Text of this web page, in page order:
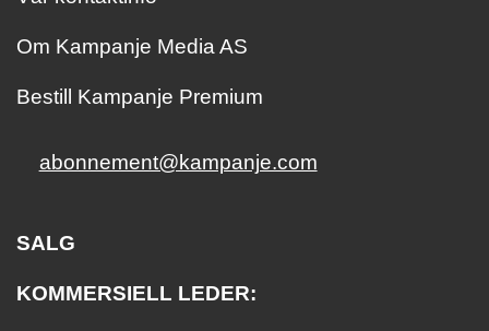
Om Kampanje Media AS
Bestill Kampanje Premium
abonnement@kampanje.com
SALG
KOMMERSIELL LEDER: